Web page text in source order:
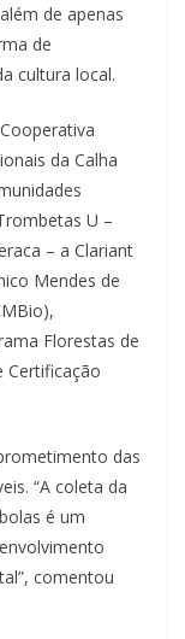
de apenas
de
cultura local.
da Calha
U –
– a Clariant
Mendes de
Florestas de
Certificação
das
“A coleta da
é um
comentou